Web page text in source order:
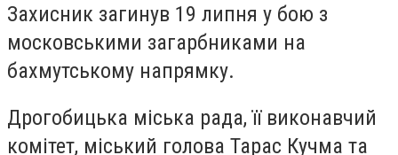
Захисник загинув 19 липня у бою з
московськими загарбниками на
бахмутському напрямку.
Дрогобицька міська рада, її виконавчий
комітет, міський голова Тарас Кучма та